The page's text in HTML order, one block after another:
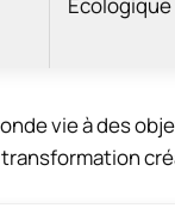
vie à des